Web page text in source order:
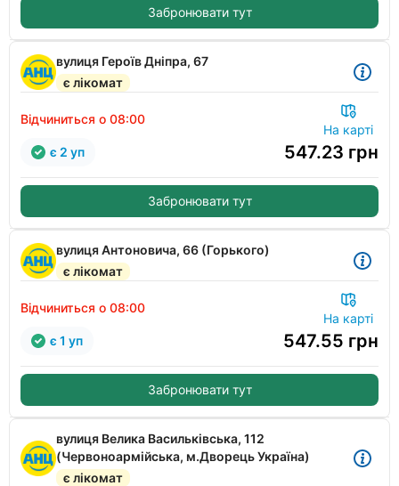
Забронювати тут
вулиця Героїв Дніпра, 67
є лікомат
Відчиниться о 08:00
На карті
547.23 грн
є 2 уп
Забронювати тут
вулиця Антоновича, 66 (Горького)
є лікомат
Відчиниться о 08:00
На карті
547.55 грн
є 1 уп
Забронювати тут
вулиця Велика Васильківська, 112
(Червоноармійська, м.Дворець Україна)
є лікомат